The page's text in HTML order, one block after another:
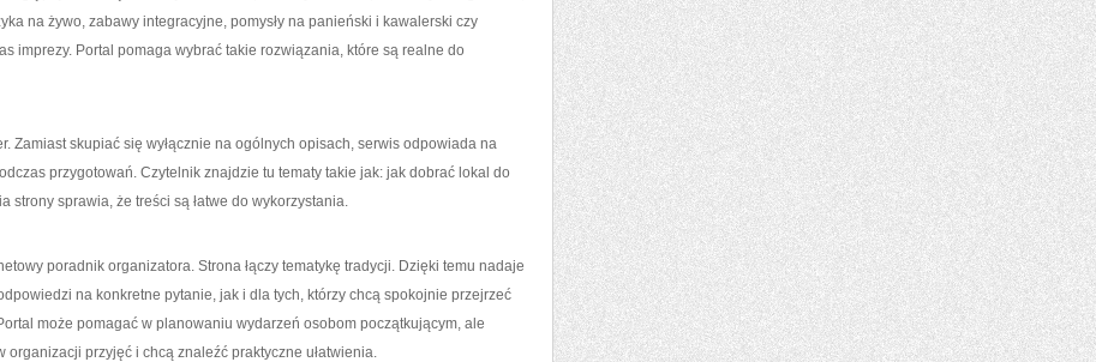
na żywo, zabawy integracyjne, pomysły na panieński i kawalerski czy
imprezy. Portal pomaga wybrać takie rozwiązania, które są realne do
Zamiast skupiać się wyłącznie na ogólnych opisach, serwis odpowiada na
przygotowań. Czytelnik znajdzie tu tematy takie jak: jak dobrać lokal do
strony sprawia, że treści są łatwe do wykorzystania.
poradnik organizatora. Strona łączy tematykę tradycji. Dzięki temu nadaje
na konkretne pytanie, jak i dla tych, którzy chcą spokojnie przejrzeć
może pomagać w planowaniu wydarzeń osobom początkującym, ale
przyjęć i chcą znaleźć praktyczne ułatwienia.